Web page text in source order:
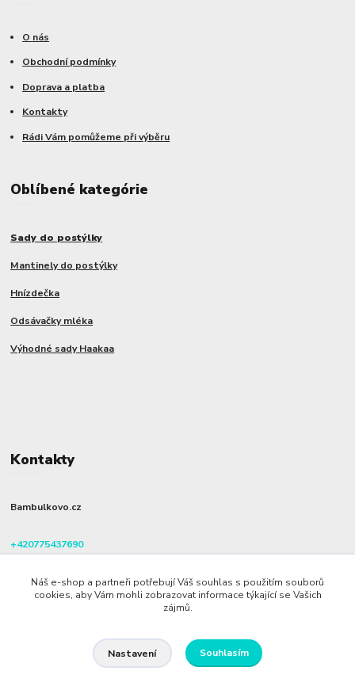
O nás
Obchodní podmínky
Doprava a platba
Kontakty
Rádi Vám pomůžeme při výběru
Oblíbené kategórie
Sady do postýlky
Mantinely do postýlky
Hnízdečka
Odsávačky mléka
Výhodné sady Haakaa
Kontakty
Bambulkovo.cz
+420775437690
info@bambulkovo.cz
Náš e-shop a partneři potřebují Váš souhlas s použitím souborů
cookies, aby Vám mohli zobrazovat informace týkající se Vašich
zájmů.
Nastavení Souhlasím